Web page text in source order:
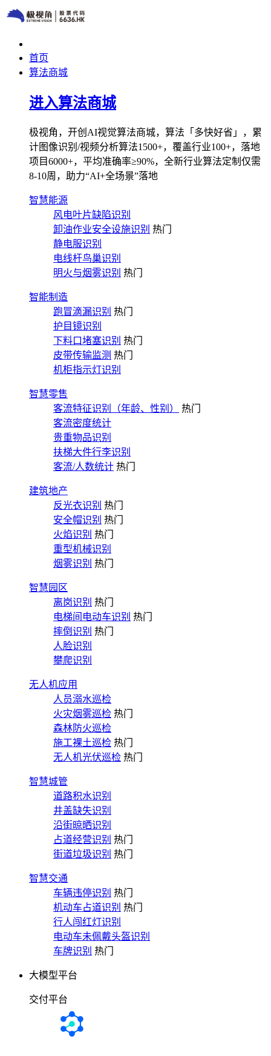
首页
算法商城
进入算法商城
极视角，开创AI视觉算法商城，算法「多快好省」，累
计图像识别/视频分析算法1500+，覆盖行业100+，落地
项目6000+，平均准确率≥90%，全新行业算法定制仅需
8-10周，助力“AI+全场景”落地
智慧能源
风电叶片缺陷识别
卸油作业安全设施识别 热门
静电服识别
电线杆鸟巢识别
明火与烟雾识别 热门
智能制造
跑冒滴漏识别 热门
护目镜识别
下料口堵塞识别 热门
皮带传输监测 热门
机柜指示灯识别
智慧零售
客流特征识别（年龄、性别）
热门
客流密度统计
贵重物品识别
扶梯大件行李识别
客流/人数统计 热门
建筑地产
反光衣识别 热门
安全帽识别 热门
火焰识别 热门
重型机械识别
烟雾识别 热门
智慧园区
离岗识别 热门
电梯间电动车识别 热门
摔倒识别 热门
人脸识别
攀爬识别
无人机应用
人员溺水巡检
火灾烟雾巡检 热门
森林防火巡检
施工裸土巡检 热门
无人机光伏巡检 热门
智慧城管
道路积水识别
井盖缺失识别
沿街晾晒识别
占道经营识别 热门
街道垃圾识别 热门
智慧交通
车辆违停识别 热门
机动车占道识别 热门
行人闯红灯识别
电动车未佩戴头盔识别
车牌识别 热门
大模型平台
交付平台